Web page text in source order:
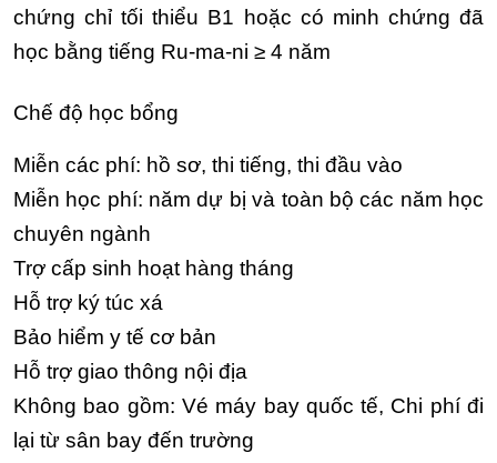
chứng chỉ tối thiểu B1 hoặc có minh chứng đã
học bằng tiếng Ru-ma-ni ≥ 4 năm
Chế độ học bổng
Miễn các phí: hồ sơ, thi tiếng, thi đầu vào
Miễn học phí: năm dự bị và toàn bộ các năm học
chuyên ngành
Trợ cấp sinh hoạt hàng tháng
Hỗ trợ ký túc xá
Bảo hiểm y tế cơ bản
Hỗ trợ giao thông nội địa
Không bao gồm: Vé máy bay quốc tế, Chi phí đi
lại từ sân bay đến trường